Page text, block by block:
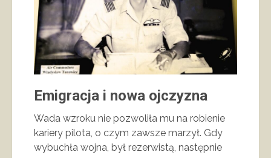
Emigracja i nowa ojczyzna
Wada wzroku nie pozwoliła mu na robienie
kariery pilota, o czym zawsze marzył. Gdy
wybuchła wojna, był rezerwistą, następnie